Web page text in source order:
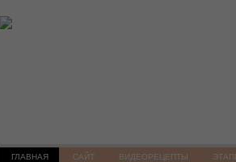
ГЛАВНАЯ САЙТ ВИДЕОРЕЦЕПТЫ